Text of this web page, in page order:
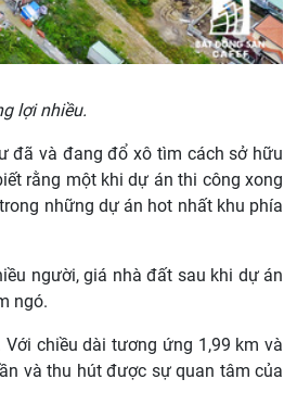
lợi nhiều.
đã và đang đổ xô tìm cách sở hữu
rằng một khi dự án thi công xong
những dự án hot nhất khu phía
người, giá nhà đất sau khi dự án
ngó.
chiều dài tương ứng 1,99 km và
và thu hút được sự quan tâm của